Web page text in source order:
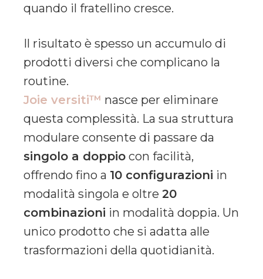
quando il fratellino cresce.
Il risultato è spesso un accumulo di
prodotti diversi che complicano la
routine.
Joie versiti™ nasce per eliminare
questa complessità. La sua struttura
modulare consente di passare da
singolo a doppio con facilità,
offrendo fino a 10 configurazioni in
modalità singola e oltre 20
combinazioni in modalità doppia. Un
unico prodotto che si adatta alle
trasformazioni della quotidianità.